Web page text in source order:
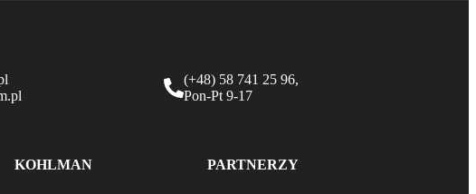
(+48) 58 741 25 96,
Pon-Pt 9-17
KOHLMAN PARTNERZY